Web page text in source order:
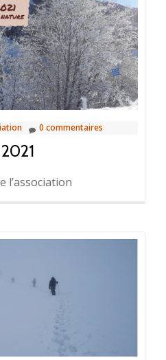
0 commentaires
l’association